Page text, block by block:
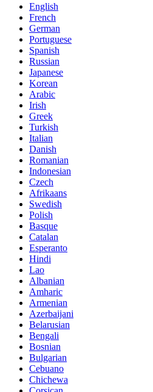
English
French
German
Portuguese
Spanish
Russian
Japanese
Korean
Arabic
Irish
Greek
Turkish
Italian
Danish
Romanian
Indonesian
Czech
Afrikaans
Swedish
Polish
Basque
Catalan
Esperanto
Hindi
Lao
Albanian
Amharic
Armenian
Azerbaijani
Belarusian
Bengali
Bosnian
Bulgarian
Cebuano
Chichewa